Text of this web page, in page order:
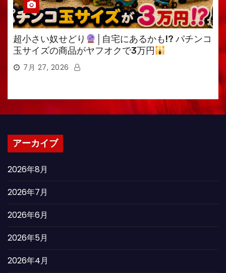
超小さい奴せどり
│自宅にあるかも!? パチンコ
玉サイズの商品がヤフオクで3万円
7月 27, 2026
アーカイブ
2026年8月
2026年7月
2026年6月
2026年5月
2026年4月